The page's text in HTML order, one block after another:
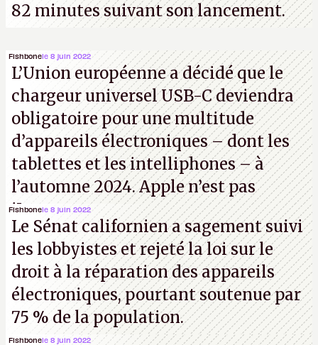
82 minutes suivant son lancement.
Fishbonele 8 juin 2022
L’Union européenne a décidé que le
chargeur universel USB-C deviendra
obligatoire pour une multitude
d’appareils électroniques – dont les
tablettes et les intelliphones – à
l’automne 2024. Apple n’est pas
iJouasse.
Fishbonele 8 juin 2022
Le Sénat californien a sagement suivi
les lobbyistes et rejeté la loi sur le
droit à la réparation des appareils
électroniques, pourtant soutenue par
75 % de la population.
Fishbonele 8 juin 2022